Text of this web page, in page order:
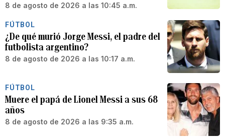
8 de agosto de 2026 a las 10:45 a.m.
FÚTBOL
¿De qué murió Jorge Messi, el padre del
futbolista argentino?
8 de agosto de 2026 a las 10:17 a.m.
FÚTBOL
Muere el papá de Lionel Messi a sus 68
años
8 de agosto de 2026 a las 9:35 a.m.